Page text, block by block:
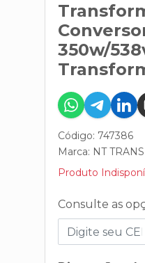
350w/
Código: 747386
Marca: NT
Produto
Consulte as